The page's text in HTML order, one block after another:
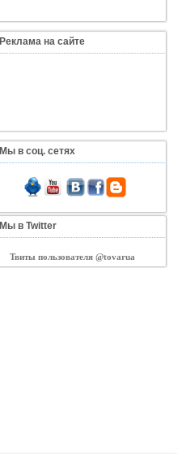
Реклама на сайте
Мы в соц. сетях
Мы в Twitter
Твиты пользователя @tovarua